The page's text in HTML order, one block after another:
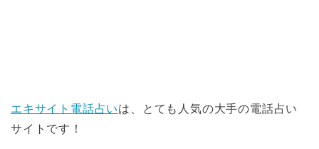
エキサイト電話占いは、とても人気の大手の電話占い
サイトです！